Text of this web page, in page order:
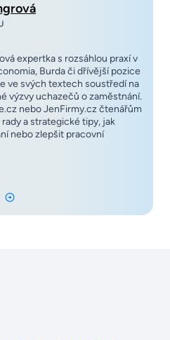
expertka s rozsáhlou praxí v
Burda či dřívější pozice
ve svých textech soustředí na
výzvy uchazečů o zaměstnání.
nebo JenFirmy.cz čtenářům
a strategické tipy, jak
nebo zlepšit pracovní